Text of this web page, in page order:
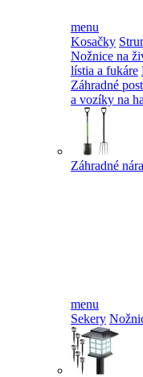
menu
Kosačky
Nožnice na
lístia a fukáre
Záhradné
a vozíky na
Záhradné
menu
Sekery